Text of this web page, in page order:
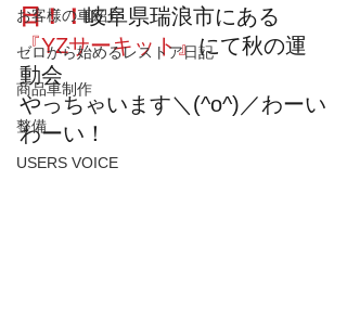
お客様の車紹介
ゼロから始めるレストア日記
商品車制作
整備
USERS VOICE
日！！岐阜県瑞浪市にある
『YZサーキット』にて秋の運
動会
やっちゃいます＼(^o^)／わーい
わーい！